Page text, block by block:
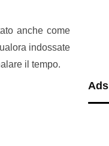
anche come
indossate
il tempo.
Ads